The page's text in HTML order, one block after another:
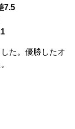
7.5
た。優勝したオ